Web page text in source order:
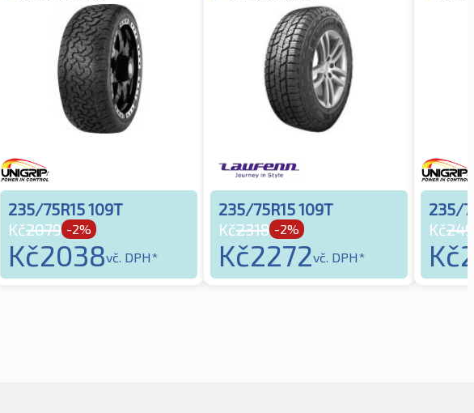
235/75R15 109T
Kč2079 -2%
Kč2038vč. DPH*
235/75R15 109T
Kč2318 -2%
Kč2272vč. DPH*
235/
Kč2496
Kč